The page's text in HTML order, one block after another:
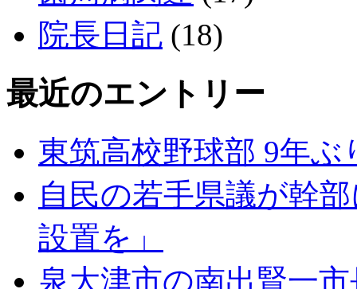
院長日記 (18)
最近のエントリー
東筑高校野球部 9年
自民の若手県議が幹
設置を」
泉大津市の南出賢一